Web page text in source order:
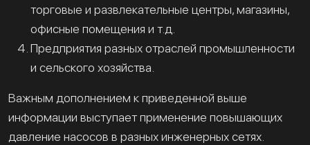
торговые и развлекательные центры, магазины,
офисные помещения и т.д.
Предприятия разных отраслей промышленности
и сельского хозяйства.
Важным дополнением к приведенной выше
информации выступает применение повышающих
давление насосов в разных инженерных сетях.